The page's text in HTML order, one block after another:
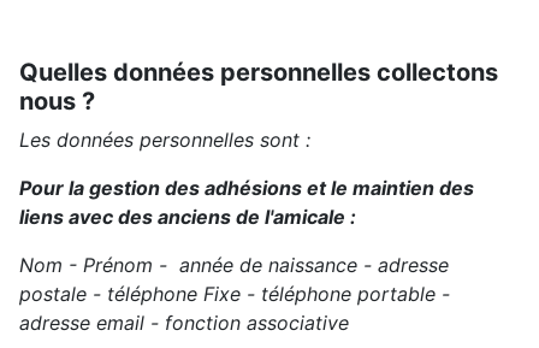
Quelles données personnelles collectons
nous ?
Les données personnelles sont :
Pour la gestion des adhésions et le maintien des
liens avec des anciens de l'amicale :
Nom - Prénom - année de naissance - adresse
postale - téléphone Fixe - téléphone portable -
adresse email - fonction associative